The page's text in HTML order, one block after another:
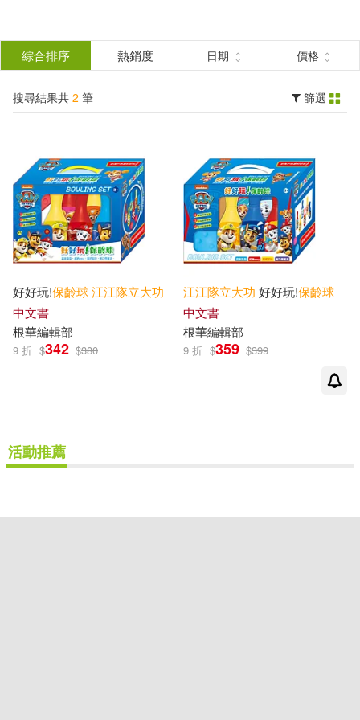
結
選
分類 (單選)
所有商品(2) 圖書(2)
展開
作者 (可複選)
根華編輯部(2)
出版社
配送方式
綜合排序 熱銷度 日期 價格
搜尋結果共 2 筆 篩選
好好玩!保齡球汪汪隊立大功
中文書
根華編輯部
9 折 $342 $380
汪汪隊立大功 好好玩!保齡球
中文書
根華編輯部
9 折 $359 $399
活動推薦